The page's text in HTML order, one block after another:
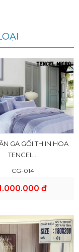
GA GỐI TH IN HOA
TENCEL...
CG-014
đ